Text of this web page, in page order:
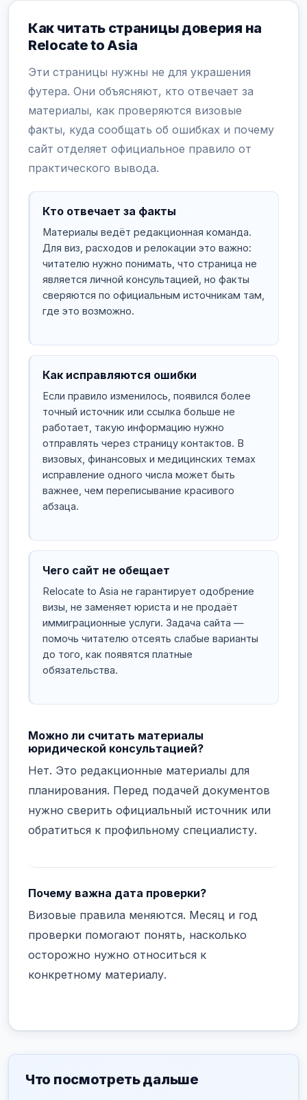
Как читать страницы доверия на
Relocate to Asia
Эти страницы нужны не для украшения
футера. Они объясняют, кто отвечает за
материалы, как проверяются визовые
факты, куда сообщать об ошибках и почему
сайт отделяет официальное правило от
практического вывода.
Кто отвечает за факты
Материалы ведёт редакционная команда.
Для виз, расходов и релокации это важно:
читателю нужно понимать, что страница не
является личной консультацией, но факты
сверяются по официальным источникам там,
где это возможно.
Как исправляются ошибки
Если правило изменилось, появился более
точный источник или ссылка больше не
работает, такую информацию нужно
отправлять через страницу контактов. В
визовых, финансовых и медицинских темах
исправление одного числа может быть
важнее, чем переписывание красивого
абзаца.
Чего сайт не обещает
Relocate to Asia не гарантирует одобрение
визы, не заменяет юриста и не продаёт
иммиграционные услуги. Задача сайта —
помочь читателю отсеять слабые варианты
до того, как появятся платные
обязательства.
Можно ли считать материалы
юридической консультацией?
Нет. Это редакционные материалы для
планирования. Перед подачей документов
нужно сверить официальный источник или
обратиться к профильному специалисту.
Почему важна дата проверки?
Визовые правила меняются. Месяц и год
проверки помогают понять, насколько
осторожно нужно относиться к
конкретному материалу.
Что посмотреть дальше